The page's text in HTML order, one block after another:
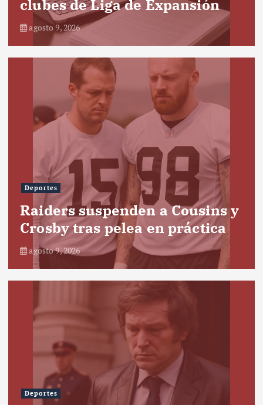
clubes de Liga de Expansión
agosto 9, 2026
Deportes
Raiders suspenden a Cousins y
Crosby tras pelea en práctica
agosto 9, 2026
Deportes